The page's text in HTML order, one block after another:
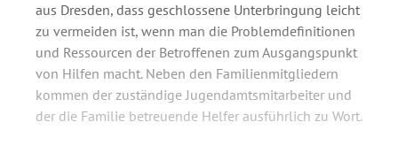
aus Dresden, dass geschlossene Unterbringung leicht
zu vermeiden ist, wenn man die Problemdefinitionen
und Ressourcen der Betroffenen zum Ausgangspunkt
von Hilfen macht. Neben den Familienmitgliedern
kommen der zuständige Jugendamtsmitarbeiter und
der die Familie betreuende Helfer ausführlich zu Wort.